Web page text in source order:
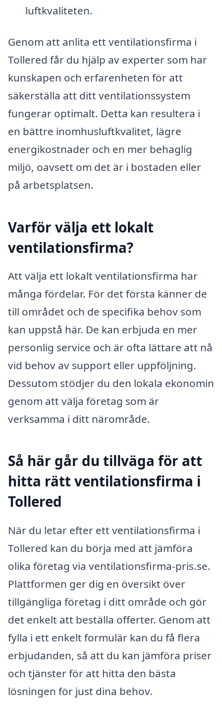
luftkvaliteten.
Genom att anlita ett ventilationsfirma i
Tollered får du hjälp av experter som har
kunskapen och erfarenheten för att
säkerställa att ditt ventilationssystem
fungerar optimalt. Detta kan resultera i
en bättre inomhusluftkvalitet, lägre
energikostnader och en mer behaglig
miljö, oavsett om det är i bostaden eller
på arbetsplatsen.
Varför välja ett lokalt
ventilationsfirma?
Att välja ett lokalt ventilationsfirma har
många fördelar. För det första känner de
till området och de specifika behov som
kan uppstå här. De kan erbjuda en mer
personlig service och är ofta lättare att nå
vid behov av support eller uppföljning.
Dessutom stödjer du den lokala ekonomin
genom att välja företag som är
verksamma i ditt närområde.
Så här går du tillväga för att
hitta rätt ventilationsfirma i
Tollered
När du letar efter ett ventilationsfirma i
Tollered kan du börja med att jämföra
olika företag via ventilationsfirma-pris.se.
Plattformen ger dig en översikt över
tillgängliga företag i ditt område och gör
det enkelt att beställa offerter. Genom att
fylla i ett enkelt formulär kan du få flera
erbjudanden, så att du kan jämföra priser
och tjänster för att hitta den bästa
lösningen för just dina behov.